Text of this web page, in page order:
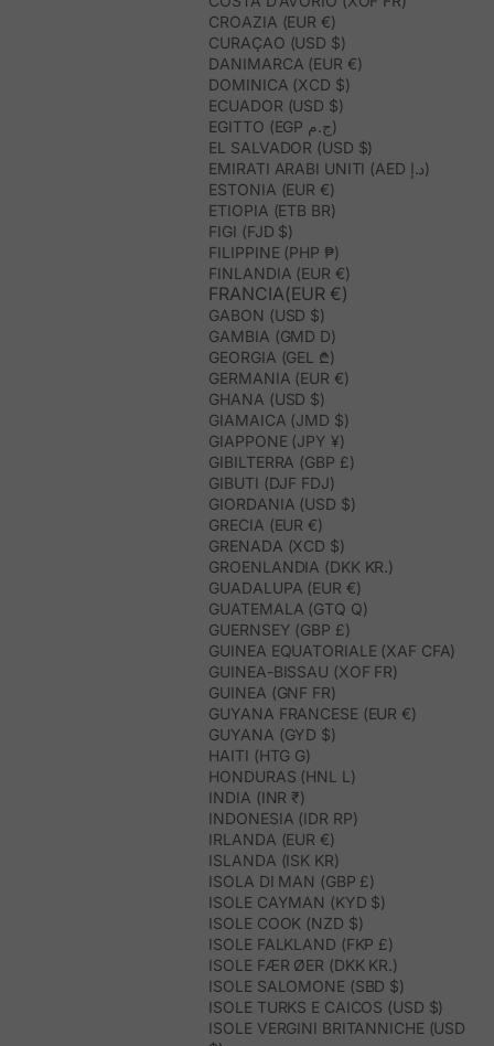
CROAZIA (EUR €)
CURAÇAO (USD $)
DANIMARCA (EUR €)
DOMINICA (XCD $)
ECUADOR (USD $)
EGITTO (EGP ج.م)
EL SALVADOR (USD $)
EMIRATI ARABI UNITI (AED د.إ)
ESTONIA (EUR €)
ETIOPIA (ETB BR)
FIGI (FJD $)
FILIPPINE (PHP ₱)
FINLANDIA (EUR €)
FRANCIA(EUR €)
GABON (USD $)
GAMBIA (GMD D)
GEORGIA (GEL ₾)
GERMANIA (EUR €)
GHANA (USD $)
GIAMAICA (JMD $)
GIAPPONE (JPY ¥)
GIBILTERRA (GBP £)
GIBUTI (DJF FDJ)
GIORDANIA (USD $)
GRECIA (EUR €)
GRENADA (XCD $)
GROENLANDIA (DKK KR.)
GUADALUPA (EUR €)
GUATEMALA (GTQ Q)
GUERNSEY (GBP £)
GUINEA EQUATORIALE (XAF CFA)
GUINEA-BISSAU (XOF FR)
GUINEA (GNF FR)
GUYANA FRANCESE (EUR €)
GUYANA (GYD $)
HAITI (HTG G)
HONDURAS (HNL L)
INDIA (INR ₹)
INDONESIA (IDR RP)
IRLANDA (EUR €)
ISLANDA (ISK KR)
ISOLA DI MAN (GBP £)
ISOLE CAYMAN (KYD $)
ISOLE COOK (NZD $)
ISOLE FALKLAND (FKP £)
ISOLE FÆR ØER (DKK KR.)
ISOLE SALOMONE (SBD $)
ISOLE TURKS E CAICOS (USD $)
ISOLE VERGINI BRITANNICHE (USD